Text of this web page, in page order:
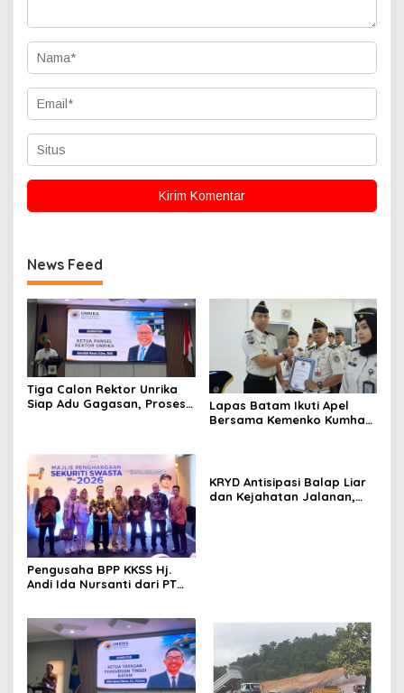
News Feed
Tiga Calon Rektor Unrika
Siap Adu Gagasan, Proses
Lapas Batam Ikuti Apel
Bersama Kemenko Kumham
Teladan
Pengusaha BPP KKSS Hj.
Andi Ida Nursanti dari PT
Swasta PIKM 2026 di Kuala
Lumpur
KRYD Antisipasi Balap Liar
dan Kejahatan Jalanan,